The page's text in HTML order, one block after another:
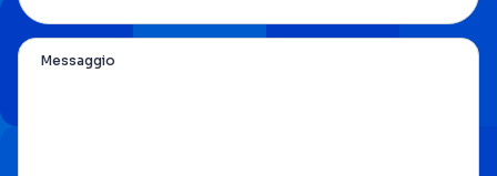
Messaggio